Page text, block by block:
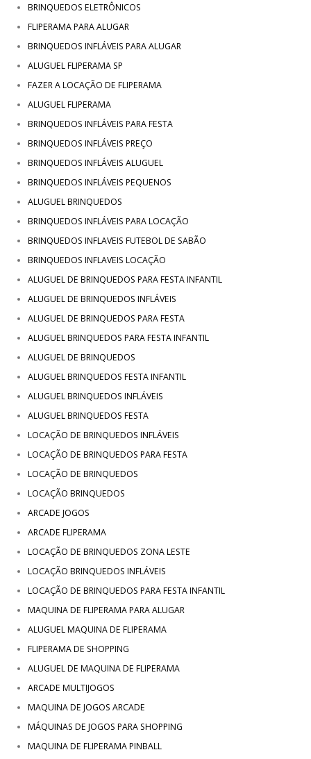
BRINQUEDOS ELETRÔNICOS
FLIPERAMA PARA ALUGAR
BRINQUEDOS INFLÁVEIS PARA ALUGAR
ALUGUEL FLIPERAMA SP
FAZER A LOCAÇÃO DE FLIPERAMA
ALUGUEL FLIPERAMA
BRINQUEDOS INFLÁVEIS PARA FESTA
BRINQUEDOS INFLÁVEIS PREÇO
BRINQUEDOS INFLÁVEIS ALUGUEL
BRINQUEDOS INFLÁVEIS PEQUENOS
ALUGUEL BRINQUEDOS
BRINQUEDOS INFLÁVEIS PARA LOCAÇÃO
BRINQUEDOS INFLAVEIS FUTEBOL DE SABÃO
BRINQUEDOS INFLAVEIS LOCAÇÃO
ALUGUEL DE BRINQUEDOS PARA FESTA INFANTIL
ALUGUEL DE BRINQUEDOS INFLÁVEIS
ALUGUEL DE BRINQUEDOS PARA FESTA
ALUGUEL BRINQUEDOS PARA FESTA INFANTIL
ALUGUEL DE BRINQUEDOS
ALUGUEL BRINQUEDOS FESTA INFANTIL
ALUGUEL BRINQUEDOS INFLÁVEIS
ALUGUEL BRINQUEDOS FESTA
LOCAÇÃO DE BRINQUEDOS INFLÁVEIS
LOCAÇÃO DE BRINQUEDOS PARA FESTA
LOCAÇÃO DE BRINQUEDOS
LOCAÇÃO BRINQUEDOS
ARCADE JOGOS
ARCADE FLIPERAMA
LOCAÇÃO DE BRINQUEDOS ZONA LESTE
LOCAÇÃO BRINQUEDOS INFLÁVEIS
LOCAÇÃO DE BRINQUEDOS PARA FESTA INFANTIL
MAQUINA DE FLIPERAMA PARA ALUGAR
ALUGUEL MAQUINA DE FLIPERAMA
FLIPERAMA DE SHOPPING
ALUGUEL DE MAQUINA DE FLIPERAMA
ARCADE MULTIJOGOS
MAQUINA DE JOGOS ARCADE
MÁQUINAS DE JOGOS PARA SHOPPING
MAQUINA DE FLIPERAMA PINBALL